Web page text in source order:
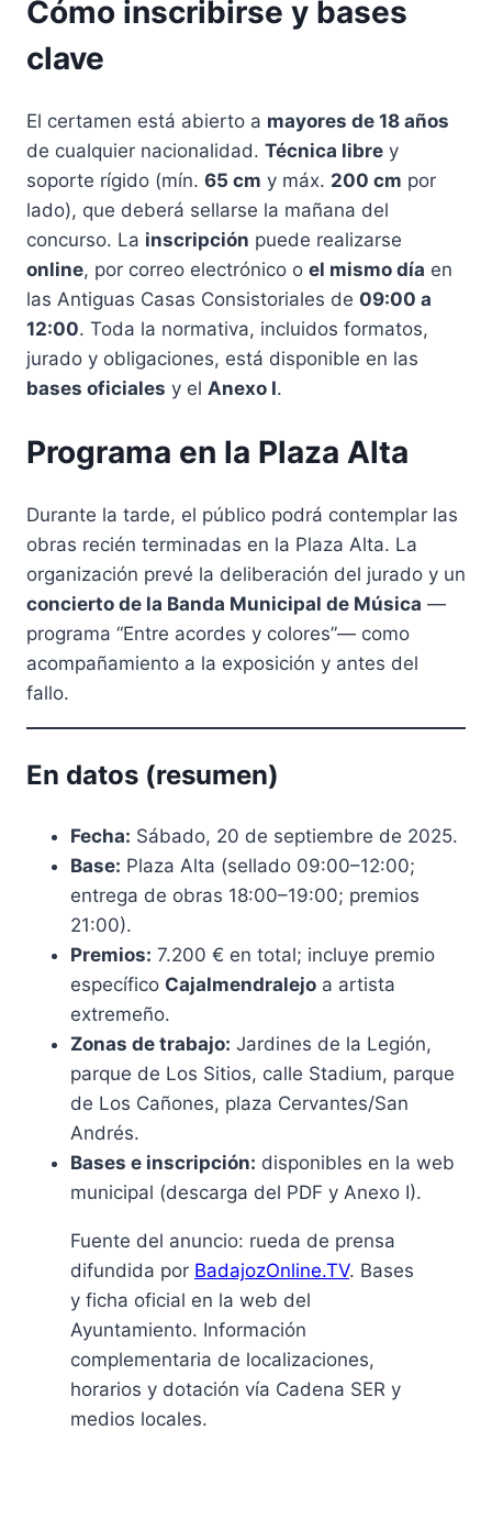
Cómo inscribirse y bases
clave
El certamen está abierto a mayores de 18 años
de cualquier nacionalidad. Técnica libre y
soporte rígido (mín. 65 cm y máx. 200 cm por
lado), que deberá sellarse la mañana del
concurso. La inscripción puede realizarse
online, por correo electrónico o el mismo día en
las Antiguas Casas Consistoriales de 09:00 a
12:00. Toda la normativa, incluidos formatos,
jurado y obligaciones, está disponible en las
bases oficiales y el Anexo I.
Programa en la Plaza Alta
Durante la tarde, el público podrá contemplar las
obras recién terminadas en la Plaza Alta. La
organización prevé la deliberación del jurado y un
concierto de la Banda Municipal de Música —
programa “Entre acordes y colores”— como
acompañamiento a la exposición y antes del
fallo.
En datos (resumen)
Fecha: Sábado, 20 de septiembre de 2025.
Base: Plaza Alta (sellado 09:00–12:00;
entrega de obras 18:00–19:00; premios
21:00).
Premios: 7.200 € en total; incluye premio
específico Cajalmendralejo a artista
extremeño.
Zonas de trabajo: Jardines de la Legión,
parque de Los Sitios, calle Stadium, parque
de Los Cañones, plaza Cervantes/San
Andrés.
Bases e inscripción: disponibles en la web
municipal (descarga del PDF y Anexo I).
Fuente del anuncio: rueda de prensa
difundida por BadajozOnline.TV. Bases
y ficha oficial en la web del
Ayuntamiento. Información
complementaria de localizaciones,
horarios y dotación vía Cadena SER y
medios locales.